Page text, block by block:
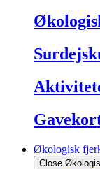
Økologisk
Close